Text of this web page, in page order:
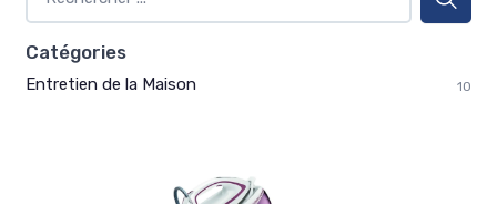
Catégories
Entretien de la Maison 10